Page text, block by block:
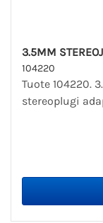
3.5MM
104220
Tuote 104220.
stereoplugi